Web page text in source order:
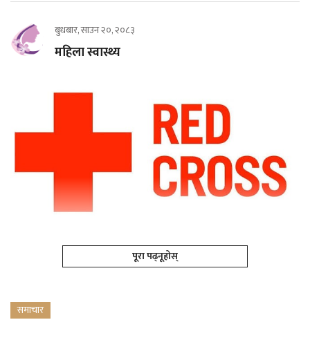
बुधबार, साउन २०, २०८३
महिला स्वास्थ्य
पूरा पढ्नूहोस्
समाचार